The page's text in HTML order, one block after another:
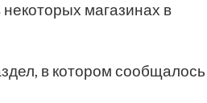
магазинах в
в котором сообщалось